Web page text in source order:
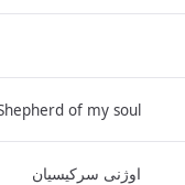
of my soul
اوژنی سرکیسیان